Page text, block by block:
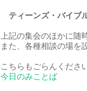
ティーンズ・バイブ
上記の集会のほかに随
また、各種相談の場を
こちらもごらんください
今日のみことば